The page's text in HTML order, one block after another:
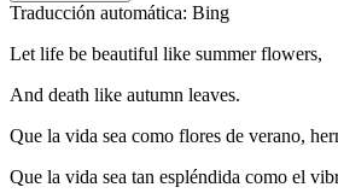
Traducción automática: Bing
Let life be beautiful like summer flowers,
And death like autumn leaves.
Que la vida sea como flores de verano,
Que la vida sea tan espléndida como el